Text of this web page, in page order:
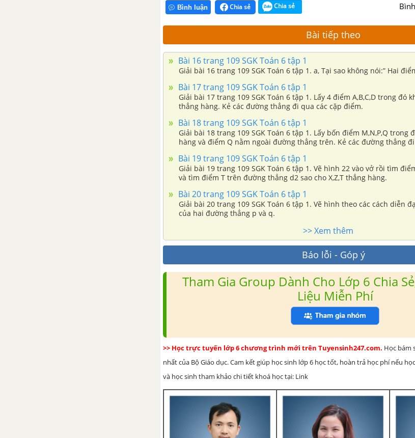
Bình luận Chia sẻ Chia sẻ
Bài tiếp theo
Bài 16 trang 109 SGK Toán 6 tập 1
Giải bài 16 trang 109 SGK Toán 6 tập 1. a, Tại sao không nói:” Hai
Bài 17 trang 109 SGK Toán 6 tập 1
Giải bài 17 trang 109 SGK Toán 6 tập 1. Lấy 4 điểm A,B,C,D trong đó
thẳng hàng. Kẻ các đường thẳng đi qua các cặp điểm.
Bài 18 trang 109 SGK Toán 6 tập 1
Giải bài 18 trang 109 SGK Toán 6 tập 1. Lấy bốn điểm M,N,P,Q trong
hàng và điểm Q nằm ngoài đường thẳng trên. Kẻ các đường thẳng
Bài 19 trang 109 SGK Toán 6 tập 1
Giải bài 19 trang 109 SGK Toán 6 tập 1. Vẽ hình 22 vào vở rồi tìm
và tìm điểm T trên đường thẳng d­­­2 sao cho X,Z,T thẳng hàng.
Bài 20 trang 109 SGK Toán 6 tập 1
Giải bài 20 trang 109 SGK Toán 6 tập 1. Vẽ hình theo các cách diễn
của hai đường thẳng p và q.
>> Xem thêm
Báo lỗi - Góp ý
Tham Gia Group Dành Cho Lớp 6 Chia
Liệu Miễn Phí
>> Học trực tuyến lớp 6 chương trình mới trên Tuyensinh247.com. Học bám
nhất của Bộ Giáo dục. Cam kết giúp học sinh lớp 6 học tốt, hoàn trả học phí nếu
và học sinh tham khảo chi tiết khoá học tại: Link